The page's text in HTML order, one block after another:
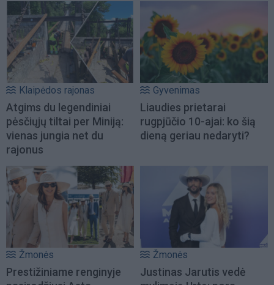
Klaipėdos rajonas
Atgims du legendiniai
pėsčiųjų tiltai per Miniją:
vienas jungia net du
rajonus
Gyvenimas
Liaudies prietarai
rugpjūčio 10-ajai: ko šią
dieną geriau nedaryti?
Žmonės
Prestižiniame renginyje
Žmonės
Justinas Jarutis vedė